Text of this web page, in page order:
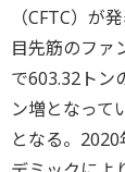
（CFTC）が
目先筋のファ
で603.32トン
ン増となって
となる。